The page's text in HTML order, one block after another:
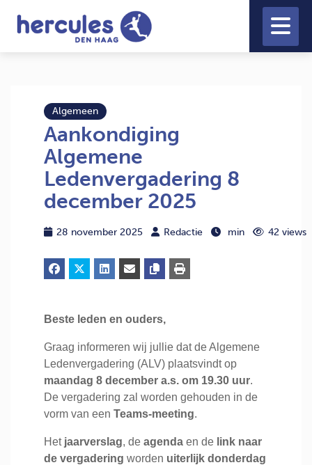
Algemeen
Aankondiging
Algemene
Ledenvergadering 8
december 2025
28 november 2025 Redactie min 42 views
Beste leden en ouders,
Graag informeren wij jullie dat de Algemene
Ledenvergadering (ALV) plaatsvindt op
maandag 8 december a.s. om 19.30 uur.
De vergadering zal worden gehouden in de
vorm van een Teams-meeting.
Het jaarverslag, de agenda en de link naar
de vergadering worden uiterlijk donderdag